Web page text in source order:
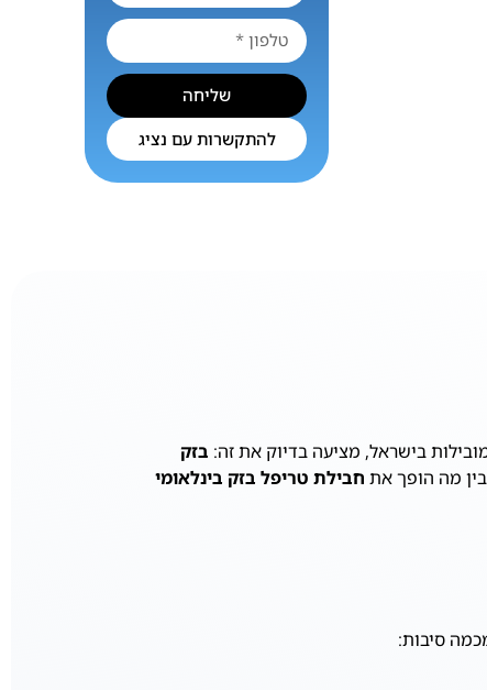
שליחה
להתקשרות עם נציג
בישראל, מציעה בדיוק את זה: בזק
מה הופך את חבילת טריפל בזק בינלאומי
סיבות: